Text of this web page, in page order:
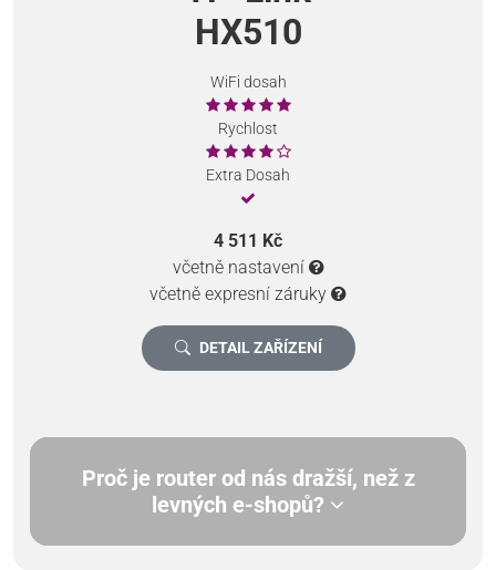
HX510
WiFi dosah
Rychlost
Extra Dosah
4 511 Kč
včetně nastavení
včetně expresní záruky
DETAIL ZAŘÍZENÍ
Proč je router od nás dražší, než z
levných e-shopů?